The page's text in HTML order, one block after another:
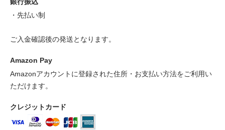
・先払い制
ご入金確認後の発送となります。
Amazon Pay
Amazonアカウントに登録された住所・お支払い方法をご利用い
ただけます。
クレジットカード